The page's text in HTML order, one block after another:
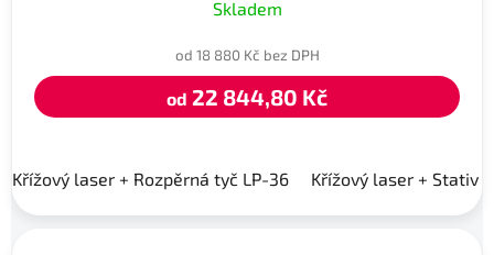
Skladem
od 18 880 Kč bez DPH
od 22 844,80 Kč
Křížový laser + Rozpěrná tyč LP-36 Křížový laser + Stativ